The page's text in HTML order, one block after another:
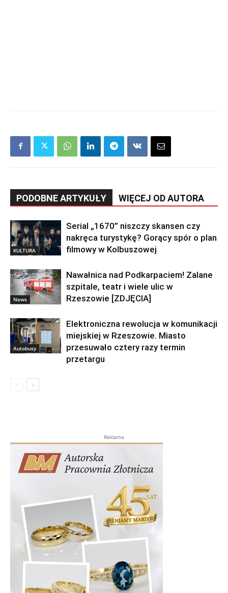
PODOBNE ARTYKUŁY WIĘCEJ OD AUTORA
KULTURA
Serial „1670” niszczy skansen czy
nakręca turystykę? Gorący spór o plan
filmowy w Kolbuszowej
News
Nawałnica nad Podkarpaciem! Zalane
szpitale, teatr i wiele ulic w
Rzeszowie [ZDJĘCIA]
Autobusy
Elektroniczna rewolucja w komunikacji
miejskiej w Rzeszowie. Miasto
przesuwało cztery razy termin
przetargu
Reklama